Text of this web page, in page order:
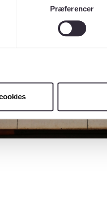
Præferencer